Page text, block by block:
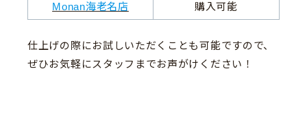
Monan海老名店 購入可能
仕上げの際にお試しいただくことも可能ですので、
ぜひお気軽にスタッフまでお声がけください！